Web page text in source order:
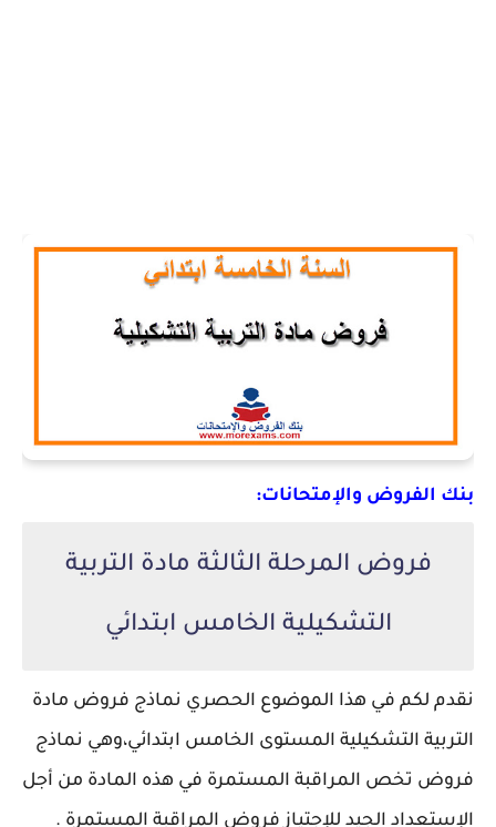
بنك الفروض والإمتحانات:
فروض المرحلة الثالثة مادة التربية
التشكيلية الخامس ابتدائي
نقدم لكم في هذا الموضوع الحصري نماذج فروض مادة
التربية التشكيلية المستوى الخامس ابتدائي،وهي نماذج
فروض تخص المراقبة المستمرة في هذه المادة من أجل
الإستعداد الجيد للإجتياز فروض المراقبة المستمرة .